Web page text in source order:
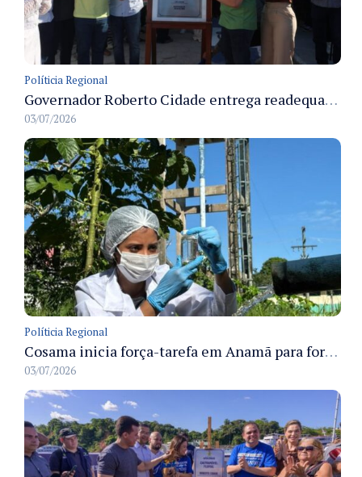
Políticia Regional
Governador Roberto Cidade entrega readequação do ambulatório da FCecon e amplia capacidade de atendimento oncológico em Manaus
03/07/2026
Políticia Regional
Cosama inicia força-tarefa em Anamã para fortalecer abastecimento de água e segurança hídrica da população
03/07/2026